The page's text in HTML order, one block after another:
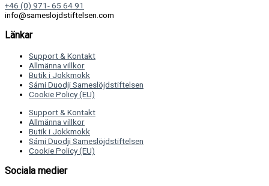
+46 (0) 971- 65 64 91
info@sameslojdstiftelsen.com
Länkar
Support & Kontakt
Allmänna villkor
Butik i Jokkmokk
Sámi Duodji Sameslöjdstiftelsen
Cookie Policy (EU)
Support & Kontakt
Allmänna villkor
Butik i Jokkmokk
Sámi Duodji Sameslöjdstiftelsen
Cookie Policy (EU)
Sociala medier